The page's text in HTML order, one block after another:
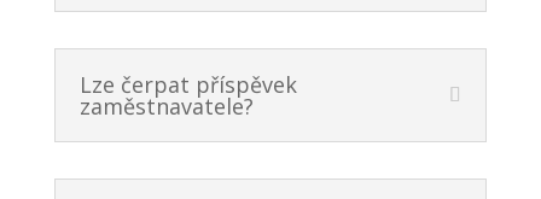
Lze čerpat příspěvek
zaměstnavatele?